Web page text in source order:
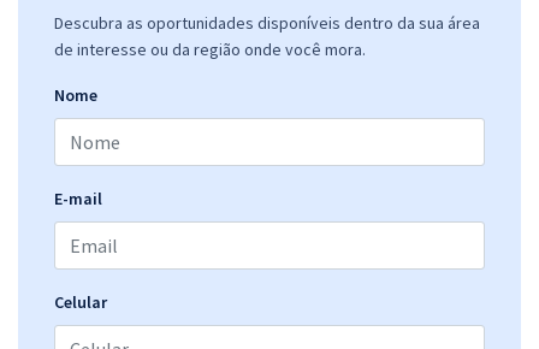
Descubra as oportunidades disponíveis dentro da sua área
de interesse ou da região onde você mora.
Nome
E-mail
Celular